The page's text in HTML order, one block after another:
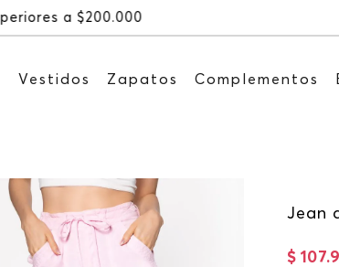
Recibe: 15%OFF suscribiéndote a
Vestidos Zapatos Complementos
Jean
$ 107.